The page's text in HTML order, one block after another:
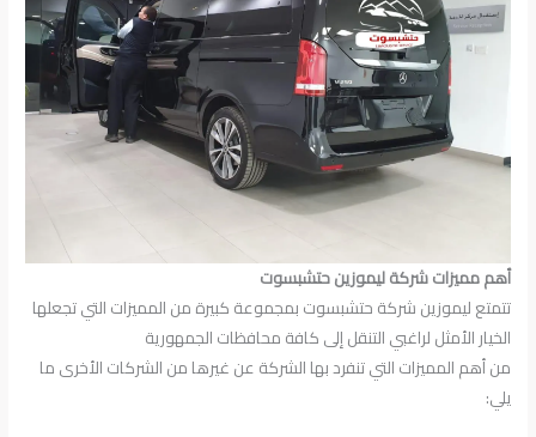
أهم مميزات شركة ليموزين حتشبسوت
تتمتع ليموزين شركة حتشبسوت بمجموعة كبيرة من المميزات التي تجعلها
الخيار الأمثل لراغبي التنقل إلى كافة محافظات الجمهورية
من أهم المميزات التي تنفرد بها الشركة عن غيرها من الشركات الأخرى ما
يلي: